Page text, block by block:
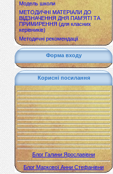
Модель школи
МЕТОДИЧНІ МАТЕРІАЛИ ДО
ВІДЗНАЧЕННЯ ДНЯ ПАМ’ЯТІ ТА
ПРИМИРЕННЯ (для класних
керівників)
Методичні рекомендації
Форма входу
Корисні посилання
Блог Галини Ярославівни
Блог Маркової Анни Стефанівни